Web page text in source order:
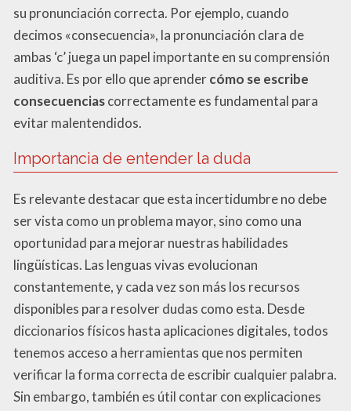
su pronunciación correcta. Por ejemplo, cuando
decimos «consecuencia», la pronunciación clara de
ambas ‘c’ juega un papel importante en su comprensión
auditiva. Es por ello que aprendercómo se escribe
consecuenciascorrectamente es fundamental para
evitar malentendidos.
Importancia de entender la duda
Es relevante destacar que esta incertidumbre no debe
ser vista como un problema mayor, sino como una
oportunidad para mejorar nuestras habilidades
lingüísticas. Las lenguas vivas evolucionan
constantemente, y cada vez son más los recursos
disponibles para resolver dudas como esta. Desde
diccionarios físicos hasta aplicaciones digitales, todos
tenemos acceso a herramientas que nos permiten
verificar la forma correcta de escribir cualquier palabra.
Sin embargo, también es útil contar con explicaciones